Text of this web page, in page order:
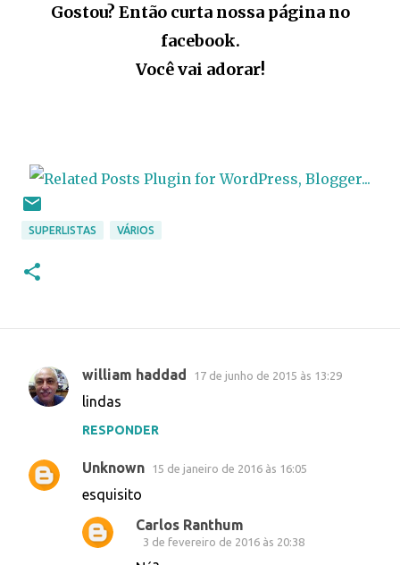
Gostou? Então curta nossa página no
facebook.
Você vai adorar!
SUPERLISTAS VÁRIOS
C
e
n
william haddad 17 de junho de 2015 às 13:29
lindas
RESPONDER
Unknown 15 de janeiro de 2016 às 16:05
esquisito
Carlos Ranthum
3 de fevereiro de 2016 às 20:38